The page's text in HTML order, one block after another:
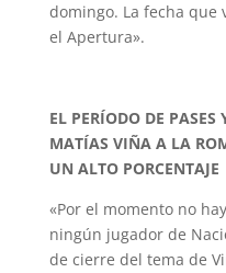
domingo. La fecha que
el Apertura».
EL PERÍODO DE
MATÍAS VIÑA A LA
UN ALTO PORCENTAJE
«Por el momento no
ningún jugador de
de cierre del tema de